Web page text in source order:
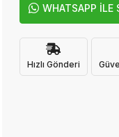
WHATSAPP İLE
Hızlı Gönderi